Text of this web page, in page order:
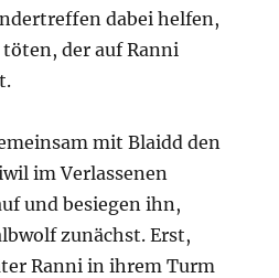
dabei helfen,
der auf Ranni
mit Blaidd den
im Verlassenen
und besiegen ihn,
zunächst. Erst,
Ranni in ihrem Turm